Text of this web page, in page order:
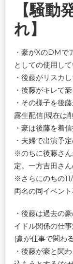
【騒
れ】
・豪がXのDMで
としての使用し
・後藤がリスカ
・後藤がキレて
・その様子を後
露生配信(現在は
・豪は後藤を着
・夫婦で出演予
※のちに後藤さん
定。一方吉田さ
※さらにのちの
両名の同イベン
・後藤は過去の
イドル関係の仕
(豪が仕事で関わ
・後藤が豪と関